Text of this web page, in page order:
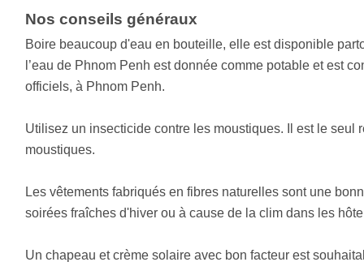
Nos conseils généraux
Boire beaucoup d'eau en bouteille, elle est disponible
l’eau de Phnom Penh est donnée comme potable et est
officiels, à Phnom Penh.
Utilisez un insecticide contre les moustiques. Il est le seul
moustiques.
Les vêtements fabriqués en fibres naturelles sont une
soirées fraîches d'hiver ou à cause de la clim dans les
Un chapeau et crème solaire avec bon facteur est